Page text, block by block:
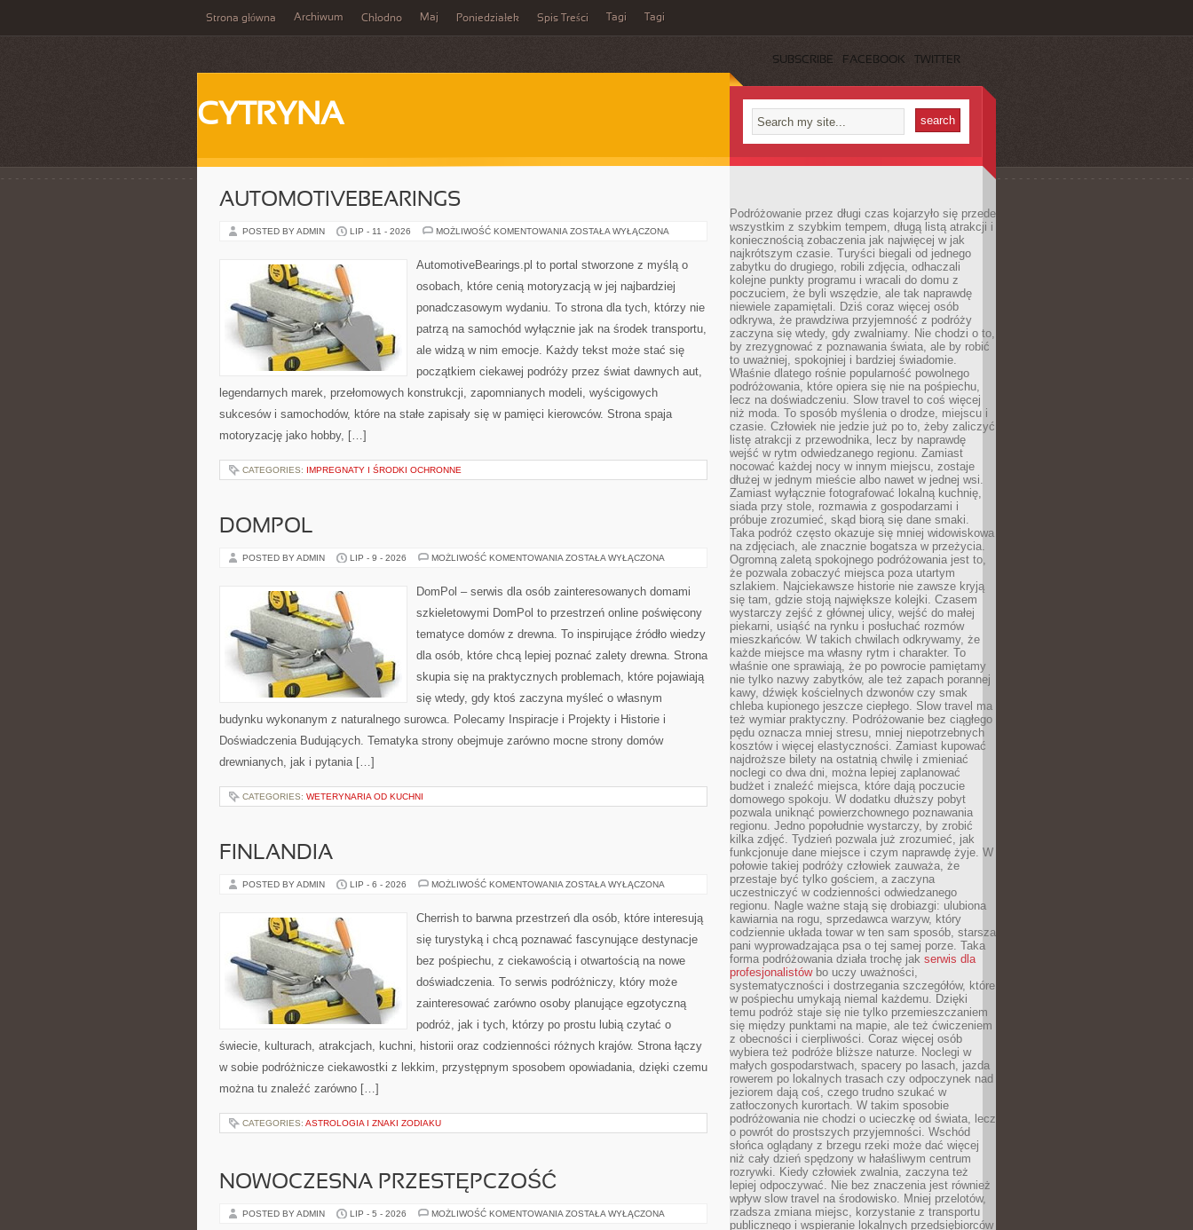
Strona główna Archiwum Chłodno Maj Poniedziałek Spis Treści Tagi Tagi
SUBSCRIBE FACEBOOK TWITTER
CYTRYNA
AUTOMOTIVEBEARINGS
POSTED BY ADMIN LIP - 11 - 2026 MOŻLIWOŚĆ KOMENTOWANIA AUTOMOTIVEBEARINGS
ZOSTAŁA WYŁĄCZONA
AutomotiveBearings.pl to portal stworzone z myślą o
osobach, które cenią motoryzacją w jej najbardziej
ponadczasowym wydaniu. To strona dla tych, którzy nie
patrzą na samochód wyłącznie jak na środek transportu,
ale widzą w nim emocje. Każdy tekst może stać się
początkiem ciekawej podróży przez świat dawnych aut,
legendarnych marek, przełomowych konstrukcji, zapomnianych modeli, wyścigowych
sukcesów i samochodów, które na stałe zapisały się w pamięci kierowców. Strona spaja
motoryzację jako hobby, […]
CATEGORIES: IMPREGNATY I ŚRODKI OCHRONNE
DOMPOL
POSTED BY ADMIN LIP - 9 - 2026 MOŻLIWOŚĆ KOMENTOWANIA DOMPOL
ZOSTAŁA WYŁĄCZONA
DomPol – serwis dla osób zainteresowanych domami
szkieletowymi DomPol to przestrzeń online poświęcony
tematyce domów z drewna. To inspirujące źródło wiedzy
dla osób, które chcą lepiej poznać zalety drewna. Strona
skupia się na praktycznych problemach, które pojawiają
się wtedy, gdy ktoś zaczyna myśleć o własnym
budynku wykonanym z naturalnego surowca. Polecamy Inspiracje i Projekty i Historie i
Doświadczenia Budujących. Tematyka strony obejmuje zarówno mocne strony domów
drewnianych, jak i pytania […]
CATEGORIES: WETERYNARIA OD KUCHNI
FINLANDIA
POSTED BY ADMIN LIP - 6 - 2026 MOŻLIWOŚĆ KOMENTOWANIA FINLANDIA
ZOSTAŁA WYŁĄCZONA
Cherrish to barwna przestrzeń dla osób, które interesują
się turystyką i chcą poznawać fascynujące destynacje
bez pośpiechu, z ciekawością i otwartością na nowe
doświadczenia. To serwis podróżniczy, który może
zainteresować zarówno osoby planujące egzotyczną
podróż, jak i tych, którzy po prostu lubią czytać o
świecie, kulturach, atrakcjach, kuchni, historii oraz codzienności różnych krajów. Strona łączy
w sobie podróżnicze ciekawostki z lekkim, przystępnym sposobem opowiadania, dzięki czemu
można tu znaleźć zarówno […]
CATEGORIES: ASTROLOGIA I ZNAKI ZODIAKU
NOWOCZESNA PRZESTĘPCZOŚĆ
POSTED BY ADMIN LIP - 5 - 2026 MOŻLIWOŚĆ KOMENTOWANIA NOWOCZESNA
ZOSTAŁA WYŁĄCZONA
Podróżowanie przez długi czas kojarzyło się przede
wszystkim z szybkim tempem, długą listą atrakcji i
koniecznością zobaczenia jak najwięcej w jak
najkrótszym czasie. Turyści biegali od jednego
zabytku do drugiego, robili zdjęcia, odhaczali
kolejne punkty programu i wracali do domu z
poczuciem, że byli wszędzie, ale tak naprawdę
niewiele zapamiętali. Dziś coraz więcej osób
odkrywa, że prawdziwa przyjemność z podróży
zaczyna się wtedy, gdy zwalniamy. Nie chodzi o to,
by zrezygnować z poznawania świata, ale by robić
to uważniej, spokojniej i bardziej świadomie.
Właśnie dlatego rośnie popularność powolnego
podróżowania, które opiera się nie na pośpiechu,
lecz na doświadczeniu. Slow travel to coś więcej
niż moda. To sposób myślenia o drodze, miejscu i
czasie. Człowiek nie jedzie już po to, żeby zaliczyć
listę atrakcji z przewodnika, lecz by naprawdę
wejść w rytm odwiedzanego regionu. Zamiast
nocować każdej nocy w innym miejscu, zostaje
dłużej w jednym mieście albo nawet w jednej wsi.
Zamiast wyłącznie fotografować lokalną kuchnię,
siada przy stole, rozmawia z gospodarzami i
próbuje zrozumieć, skąd biorą się dane smaki.
Taka podróż często okazuje się mniej widowiskowa
na zdjęciach, ale znacznie bogatsza w przeżycia.
Ogromną zaletą spokojnego podróżowania jest to,
że pozwala zobaczyć miejsca poza utartym
szlakiem. Najciekawsze historie nie zawsze kryją
się tam, gdzie stoją największe kolejki. Czasem
wystarczy zejść z głównej ulicy, wejść do małej
piekarni, usiąść na rynku i posłuchać rozmów
mieszkańców. W takich chwilach odkrywamy, że
każde miejsce ma własny rytm i charakter. To
właśnie one sprawiają, że po powrocie pamiętamy
nie tylko nazwy zabytków, ale też zapach porannej
kawy, dźwięk kościelnych dzwonów czy smak
chleba kupionego jeszcze ciepłego. Slow travel ma
też wymiar praktyczny. Podróżowanie bez ciągłego
pędu oznacza mniej stresu, mniej niepotrzebnych
kosztów i więcej elastyczności. Zamiast kupować
najdroższe bilety na ostatnią chwilę i zmieniać
noclegi co dwa dni, można lepiej zaplanować
budżet i znaleźć miejsca, które dają poczucie
domowego spokoju. W dodatku dłuższy pobyt
pozwala uniknąć powierzchownego poznawania
regionu. Jedno popołudnie wystarczy, by zrobić
kilka zdjęć. Tydzień pozwala już zrozumieć, jak
funkcjonuje dane miejsce i czym naprawdę żyje. W
połowie takiej podróży człowiek zauważa, że
przestaje być tylko gościem, a zaczyna
uczestniczyć w codzienności odwiedzanego
regionu. Nagle ważne stają się drobiazgi: ulubiona
kawiarnia na rogu, sprzedawca warzyw, który
codziennie układa towar w ten sam sposób, starsza
pani wyprowadzająca psa o tej samej porze. Taka
forma podróżowania działa trochę jak serwis dla
profesjonalistówbo uczy uważności,
systematyczności i dostrzegania szczegółów, które
w pośpiechu umykają niemal każdemu. Dzięki
temu podróż staje się nie tylko przemieszczaniem
się między punktami na mapie, ale też ćwiczeniem
z obecności i cierpliwości. Coraz więcej osób
wybiera też podróże bliższe naturze. Noclegi w
małych gospodarstwach, spacery po lasach, jazda
rowerem po lokalnych trasach czy odpoczynek nad
jeziorem dają coś, czego trudno szukać w
zatłoczonych kurortach. W takim sposobie
podróżowania nie chodzi o ucieczkę od świata, lecz
o powrót do prostszych przyjemności. Wschód
słońca oglądany z brzegu rzeki może dać więcej
niż cały dzień spędzony w hałaśliwym centrum
rozrywki. Kiedy człowiek zwalnia, zaczyna też
lepiej odpoczywać. Nie bez znaczenia jest również
wpływ slow travel na środowisko. Mniej przelotów,
rzadsza zmiana miejsc, korzystanie z transportu
publicznego i wspieranie lokalnych przedsiębiorców